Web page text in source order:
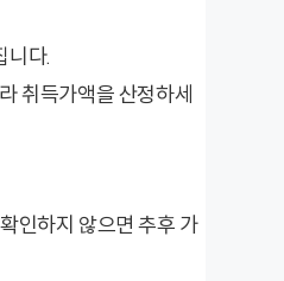
니다.
취득가액을 산정하세
인하지 않으면 추후 가